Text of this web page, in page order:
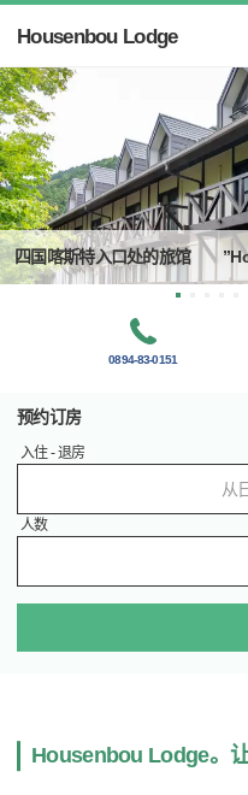
Housenbou Lodge
四国喀斯特入口处的旅馆
0894-83-0151
预约订房
入住 - 退房
从
人数
Housenbou Lodge。